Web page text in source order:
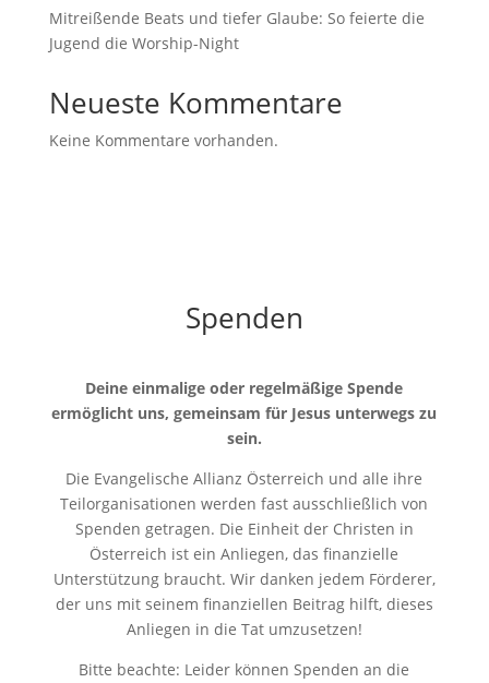
Mitreißende Beats und tiefer Glaube: So feierte die
Jugend die Worship-Night
Neueste Kommentare
Keine Kommentare vorhanden.
Spenden
Deine einmalige oder regelmäßige Spende
ermöglicht uns, gemeinsam für Jesus unterwegs zu
sein.
Die Evangelische Allianz Österreich und alle ihre
Teilorganisationen werden fast ausschließlich von
Spenden getragen. Die Einheit der Christen in
Österreich ist ein Anliegen, das finanzielle
Unterstützung braucht. Wir danken jedem Förderer,
der uns mit seinem finanziellen Beitrag hilft, dieses
Anliegen in die Tat umzusetzen!
Bitte beachte: Leider können Spenden an die